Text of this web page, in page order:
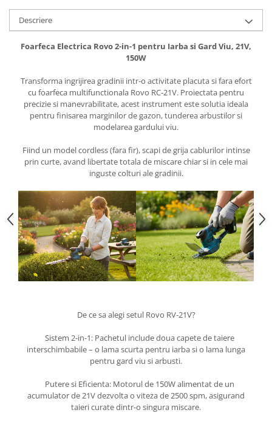
Descriere
Foarfeca Electrica Rovo 2-in-1 pentru Iarba si Gard Viu, 21V,
150W
Transforma ingrijirea gradinii intr-o activitate placuta si fara efort
cu foarfeca multifunctionala Rovo RC-21V. Proiectata pentru
precizie si manevrabilitate, acest instrument este solutia ideala
pentru finisarea marginilor de gazon, tunderea arbustilor si
modelarea gardului viu.
Fiind un model cordless (fara fir), scapi de grija cablurilor intinse
prin curte, avand libertate totala de miscare chiar si in cele mai
inguste colturi ale gradinii.
De ce sa alegi setul Rovo RV-21V?
Sistem 2-in-1: Pachetul include doua capete de taiere
interschimbabile – o lama scurta pentru iarba si o lama lunga
pentru gard viu si arbusti.
Putere si Eficienta: Motorul de 150W alimentat de un
acumulator de 21V dezvolta o viteza de 2500 spm, asigurand
taieri curate dintr-o singura miscare.